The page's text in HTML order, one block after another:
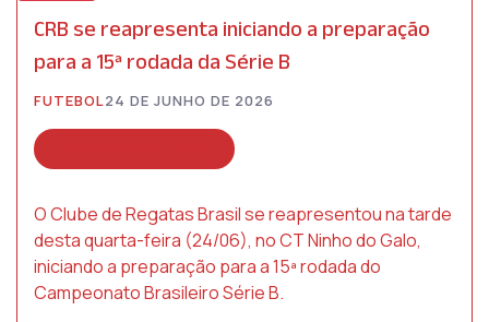
CRB se reapresenta iniciando a preparação
para a 15ª rodada da Série B
FUTEBOL24 DE JUNHO DE 2026
O Clube de Regatas Brasil se reapresentou na tarde
desta quarta-feira (24/06), no CT Ninho do Galo,
iniciando a preparação para a 15ª rodada do
Campeonato Brasileiro Série B.